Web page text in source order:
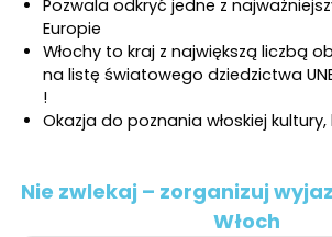
Pozwala odkryć jedne z
Europie
Włochy to kraj z największą liczbą
na listę światowego dziedzictwa
!
Okazja do poznania włoskiej
Nie zwlekaj – zorganizuj
Włoch